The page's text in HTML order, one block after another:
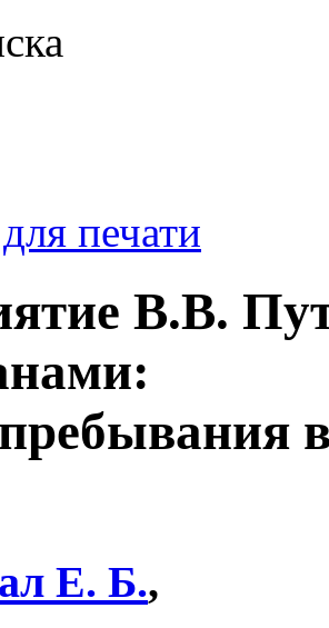
печати
В.В.
Е. Б.,